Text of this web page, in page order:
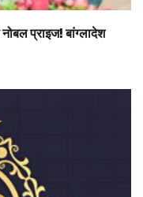
प्राइज! बांग्लादेश